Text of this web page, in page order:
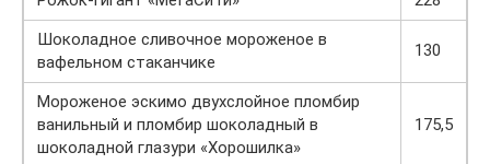
Шоколадное сливочное мороженое в
вафельном стаканчике
130
Мороженое эскимо двухслойное пломбир
ванильный и пломбир шоколадный в
шоколадной глазури «Хорошилка»
175,5